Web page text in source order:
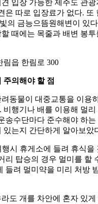
입장 가능한 제주도 관광
은 따로 입장료가 없다. 또
의 금능으뜸원해변이 있
때에는 목줄과 배변 봉
림읍 한림로 300
주의해야 할 점
동물이 대중교통을 이용
비행기나 배를 이용해 멀리
송수단마다 준수해야 하는
있는지 간단하게 알아보았
시 휴게소에 들려 휴식을
리 탑승의 경우 멀미를 할
들려 멀미약을 미리 처방
도 개를 차안에 혼자 있게